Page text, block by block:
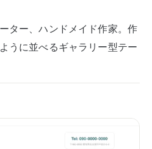
ター、ハンドメイド作家。作
うに並べるギャラリー型テー